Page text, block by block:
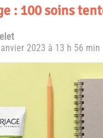
: 100 soins
2023 à 13 h 56 min